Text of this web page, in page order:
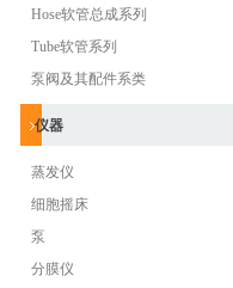
Hose软管总成系列
Tube软管系列
泵阀及其配件系类
仪器
蒸发仪
细胞摇床
泵
分膜仪